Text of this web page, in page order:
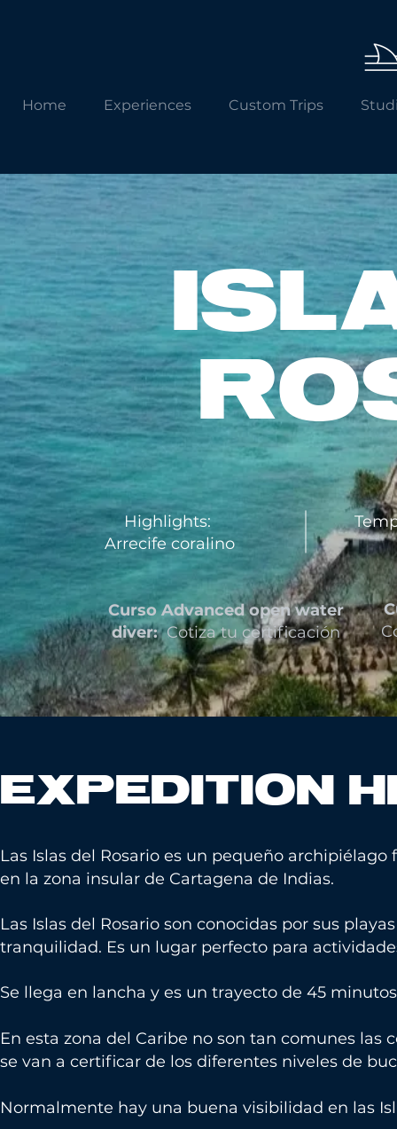
Home Experiences Custom Trips
Highlights:
Arrecife coralino
Curso Advanced open water
diver:Cotiza tu certificación
EXPEDITION
Las Islas del Rosario es un pequeño
en la zona insular de Cartagena de Indias.
Las Islas del Rosario son conocidas por sus
tranquilidad. Es un lugar perfecto para
Se llega en lancha y es un trayecto de 45
En esta zona del Caribe no son tan comunes las
se van a certificar de los diferentes niveles de
Normalmente hay una buena visibilidad en las